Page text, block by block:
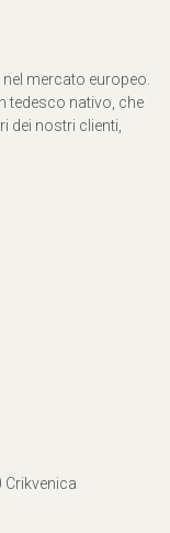
mercato europeo.
tedesco nativo, che
dei nostri clienti,
Crikvenica